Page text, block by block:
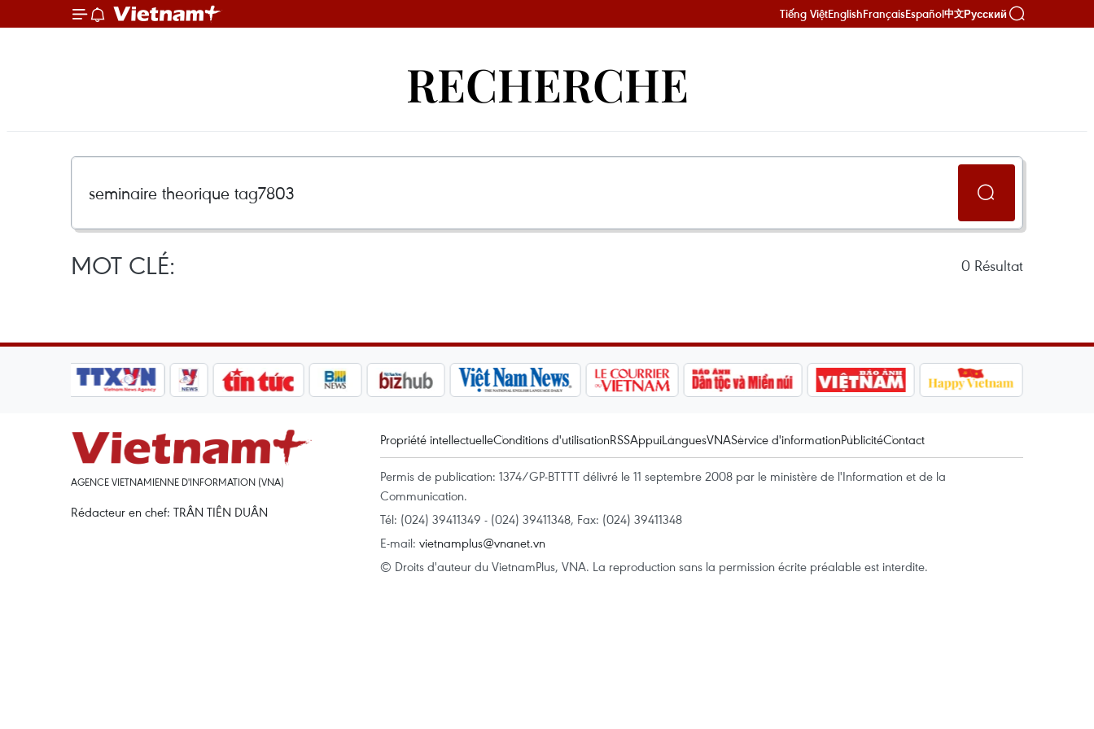
Tiếng ViệtEnglishFrançaisEspañol中文Русский
RECHERCHE
MOT CLÉ: 0 Résultat
AGENCE VIETNAMIENNE D'INFORMATION (VNA)
Rédacteur en chef: TRÂN TIÊN DUÂN
Propriété intellectuelleConditions d'utilisationRSSAppuiLanguesVNAService d'informationPublicitéContact
Permis de publication: 1374/GP-BTTTT délivré le 11 septembre 2008 par le ministère de l'Information et de la
Communication.
Tél: (024) 39411349 - (024) 39411348, Fax: (024) 39411348
E-mail: vietnamplus@vnanet.vn
© Droits d'auteur du VietnamPlus, VNA. La reproduction sans la permission écrite préalable est interdite.